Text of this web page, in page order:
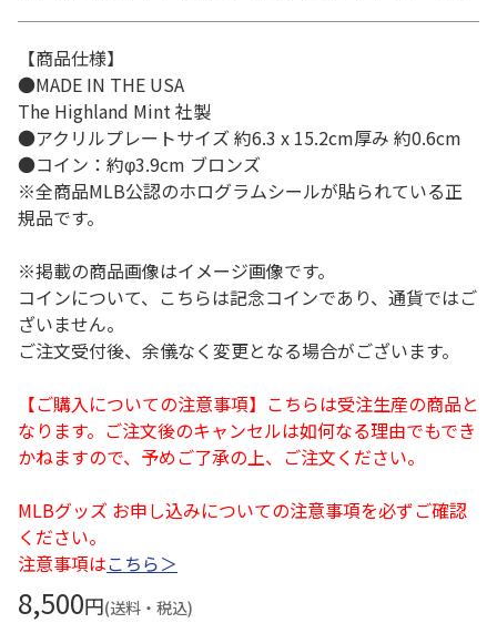
【商品仕様】
●MADE IN THE USA
The Highland Mint 社製
●アクリルプレートサイズ 約6.3 x 15.2cm厚み 約0.6cm
●コイン：約φ3.9cm ブロンズ
※全商品MLB公認のホログラムシールが貼られている正
規品です。
※掲載の商品画像はイメージ画像です。
コインについて、こちらは記念コインであり、通貨ではご
ざいません。
ご注文受付後、余儀なく変更となる場合がございます。
【ご購入についての注意事項】こちらは受注生産の商品と
なります。ご注文後のキャンセルは如何なる理由でもでき
かねますので、予めご了承の上、ご注文ください。
MLBグッズ お申し込みについての注意事項を必ずご確認
ください。
注意事項はこちら＞
8,500円(送料・税込)